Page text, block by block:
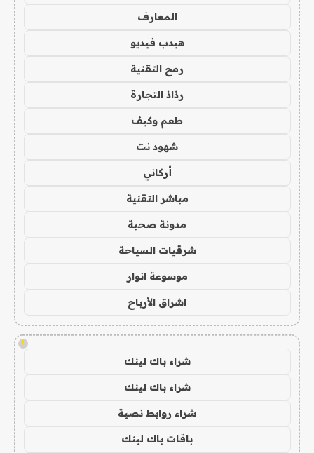
المعارف
هيدب فيديو
رمح التقنية
رذاذ التجارة
طعم وكيف
شهود نت
أركاني
مباشر التقنية
مدونة صحبة
شرقيات السياحة
موسوعة انوار
اشراق الأرباح
!
شراء باك لينك
شراء باك لينك
شراء روابط نصية
باقات باك لينك